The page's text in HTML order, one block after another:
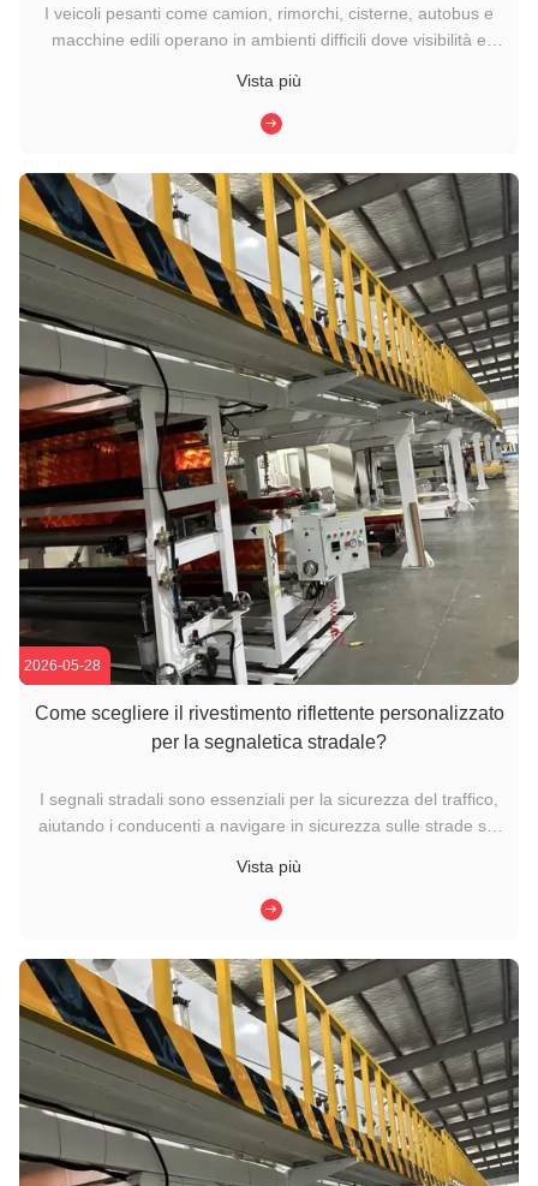
I veicoli pesanti come camion, rimorchi, cisterne, autobus e
macchine edili operano in ambienti difficili dove visibilità e
rispettare le normative sui trasporti, gli operatori di flotte
fanno sempre più affidamento su materiali ...
Vista più
2026-05-28
Come scegliere il rivestimento riflettente personalizzato
per la segnaletica stradale?
I segnali stradali sono essenziali per la sicurezza del traffico,
aiutando i conducenti a navigare in sicurezza sulle strade sia
svolgono un ruolo fondamentale per garantire che i segnali
stradali rimangano visibili da lunghe distanze e ...
Vista più